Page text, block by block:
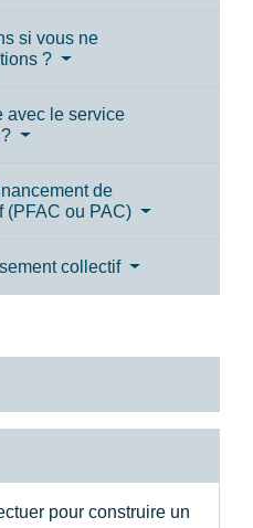
si vous ne
?
avec le service
de
(PFAC ou PAC)
collectif
pour construire un